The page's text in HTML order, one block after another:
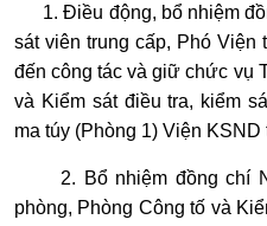
1. Điều động, bổ nhiệm
sát viên trung cấp, Phó
đến công tác và giữ chức vụ
và Kiểm sát điều tra, kiểm
ma túy (Phòng 1) Viện
2. Bổ nhiệm đồng chí
phòng, Phòng Công tố và